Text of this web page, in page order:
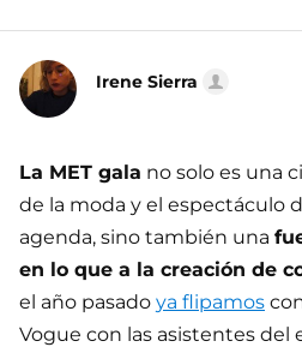
Irene Sierra
La MET gala no solo es una
de la moda y el espectáculo
agenda, sino también una
en lo que a la creación de
el año pasado ya flipamos
Vogue con las asistentes del